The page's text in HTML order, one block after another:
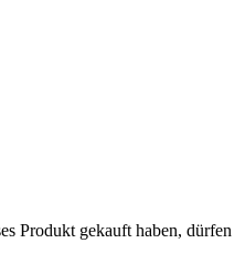
Produkt gekauft haben, dürfen